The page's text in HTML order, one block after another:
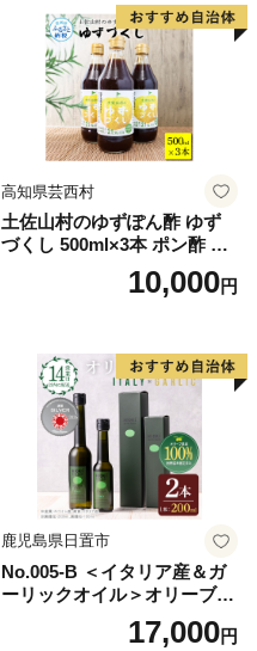
高知県芸西村
土佐山村のゆずぽん酢 ゆず
づくし 500ml×3本 ポン酢 ポ
ンズ ゆず 柚子 調味料 さっぱ
り 美味しい おいしい 鍋 しゃ
10,000円
鹿児島県日置市
No.005-B ＜イタリア産＆ガ
ーリックオイル＞オリーブオ
イルセット(200ml×2本) 日置
市 特産品 調味料 油 エキスト
17,000円